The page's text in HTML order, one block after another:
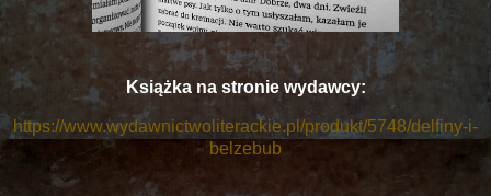
Książka na stronie wydawcy:
https://www.wydawnictwoliterackie.pl/produkt/5748/delfiny-i-
belzebub